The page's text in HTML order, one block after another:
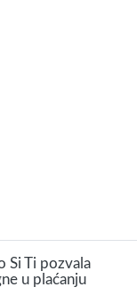
Si Ti pozvala
u plaćanju